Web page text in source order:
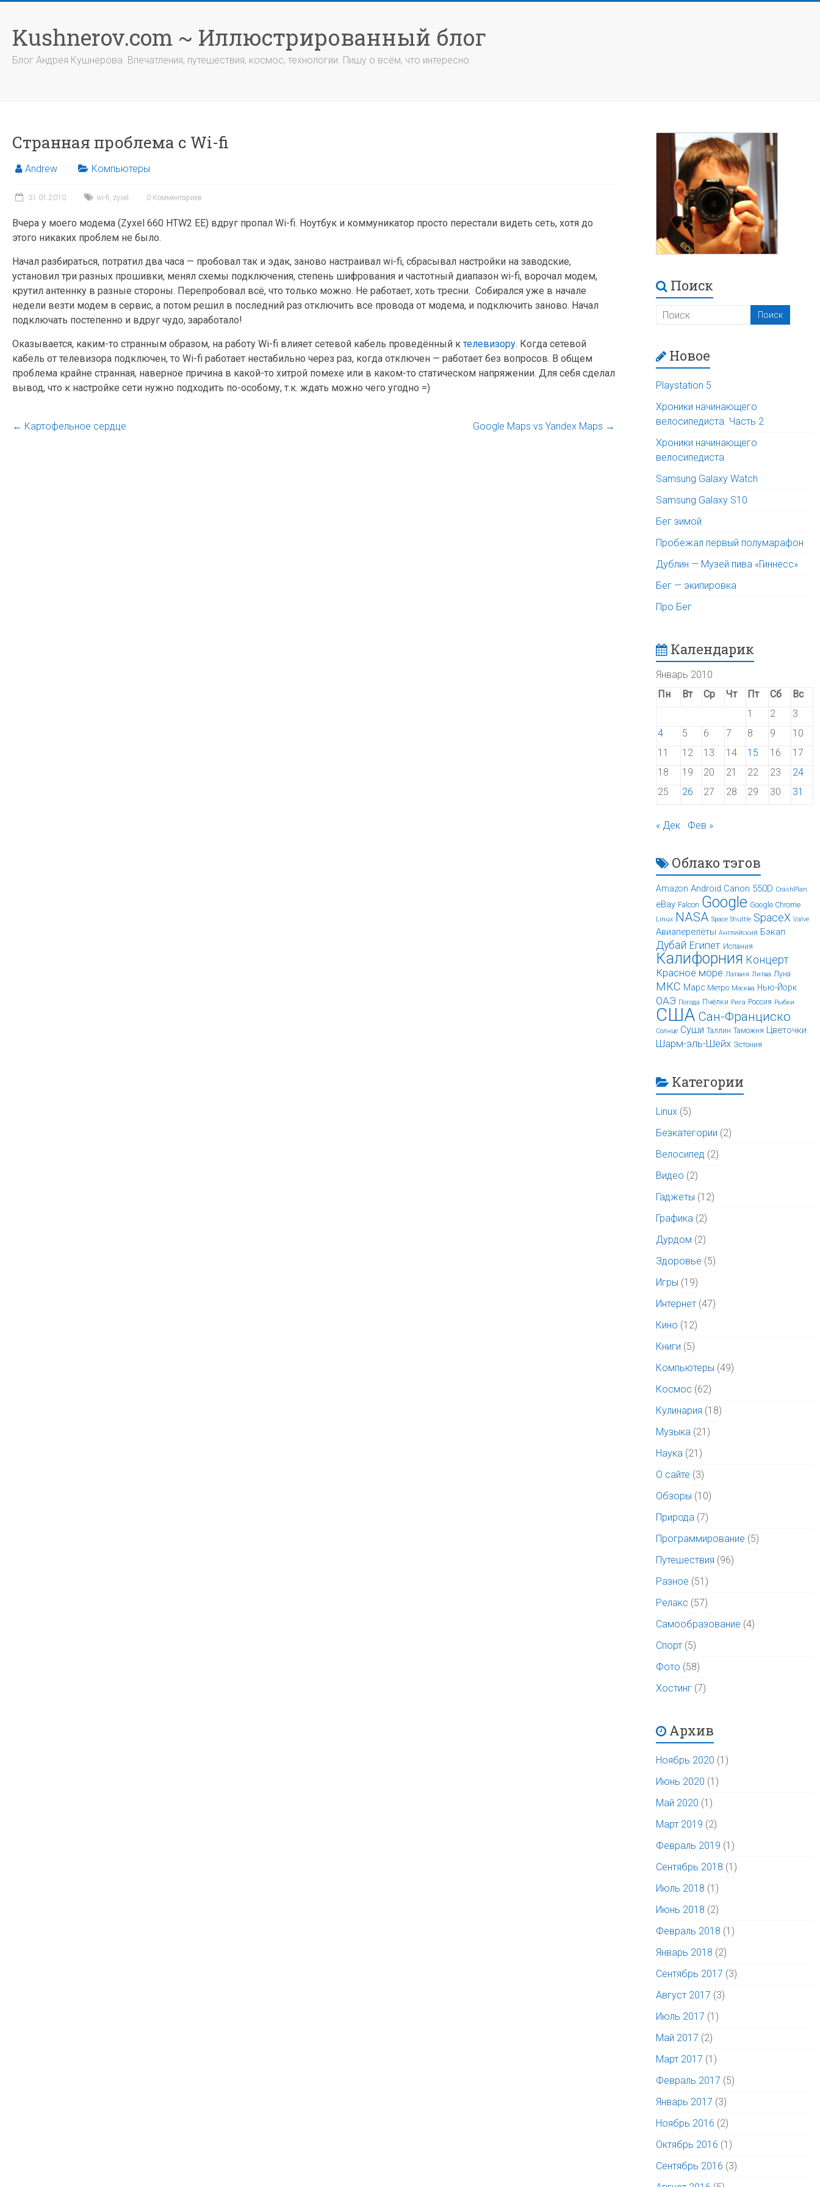
содержимому
Kushnerov.com ~ Иллюстрированный блог
Блог Андрея Кушнерова. Впечатления, путешествия, космос, технологии. Пишу о всём, что интересно.
Странная проблема с Wi-fi
Andrew Компьютеры
31.01.2010 wi-fi, zyxel 0 Комментариев
Вчера у моего модема (Zyxel 660 HTW2 EE) вдруг пропал Wi-fi. Ноутбук и коммуникатор просто перестали видеть сеть, хотя до
этого никаких проблем не было.
Начал разбираться, потратил два часа — пробовал так и эдак, заново настраивал wi-fi, сбрасывал настройки на заводские,
установил три разных прошивки, менял схемы подключения, степень шифрования и частотный диапазон wi-fi, ворочал модем,
крутил антеннку в разные стороны. Перепробовал всё, что только можно. Не работает, хоть тресни. Собирался уже в начале
недели везти модем в сервис, а потом решил в последний раз отключить все провода от модема, и подключить заново. Начал
подключать постепенно и вдруг чудо, заработало!
Оказывается, каким-то странным образом, на работу Wi-fi влияет сетевой кабель проведённый к телевизору. Когда сетевой
кабель от телевизора подключен, то Wi-fi работает нестабильно через раз, когда отключен — работает без вопросов. В общем
проблема крайне странная, наверное причина в какой-то хитрой помехе или в каком-то статическом напряжении. Для себя сделал
вывод, что к настройке сети нужно подходить по-особому, т.к. ждать можно чего угодно =)
← Картофельное сердце Google Maps vs Yandex Maps →
Поиск
Новое
Playstation 5
Хроники начинающего
велосипедиста. Часть 2
Хроники начинающего
велосипедиста
Samsung Galaxy Watch
Samsung Galaxy S10
Бег зимой
Пробежал первый полумарафон
Дублин — Музей пива «Гиннесс»
Бег — экипировка
Про Бег
Календарик
Январь 2010
Пн
Вт Ср Чт Пт Сб
Вс
1
2
3
4
5 6 7 8 9
10
11
12 13 14 15 16
17
18
19 20 21 22 23
24
25
26 27 28 29 30 31
« Дек Фев »
Облако тэгов
Amazon Android Canon 550D CrashPlan
eBay Falcon Google Google Chrome
Linux NASA Space Shuttle SpaceX Valve
Авиаперелёты Английский Бэкап
Дубай Египет Испания
Калифорния Концерт
Красное море Латвия Литва Луна
МКС Марс Метро Москва Нью-Йорк
ОАЭ Погода Пчёлки Рига Россия Рыбки
США Сан-Франциско
Солнце Суши Таллин Таможня Цветочки
Шарм-эль-Шейх Эстония
Категории
Linux (5)
Безкатегории (2)
Велосипед (2)
Видео (2)
Гаджеты (12)
Графика (2)
Дурдом (2)
Здоровье (5)
Игры (19)
Интернет (47)
Кино (12)
Книги (5)
Компьютеры (49)
Космос (62)
Кулинария (18)
Музыка (21)
Наука (21)
О сайте (3)
Обзоры (10)
Природа (7)
Программирование (5)
Путешествия (96)
Разное (51)
Релакс (57)
Самообразование (4)
Спорт (5)
Фото (58)
Хостинг (7)
Архив
Ноябрь 2020 (1)
Июнь 2020 (1)
Май 2020 (1)
Март 2019 (2)
Февраль 2019 (1)
Сентябрь 2018 (1)
Июль 2018 (1)
Июнь 2018 (2)
Февраль 2018 (1)
Январь 2018 (2)
Сентябрь 2017 (3)
Август 2017 (3)
Июль 2017 (1)
Май 2017 (2)
Март 2017 (1)
Февраль 2017 (5)
Январь 2017 (3)
Ноябрь 2016 (2)
Октябрь 2016 (1)
Сентябрь 2016 (3)